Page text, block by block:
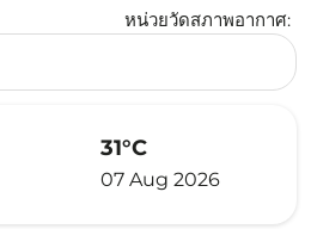
หน่วยวัดสภาพอากาศ:
ยส Selected
31°C
07 Aug 2026